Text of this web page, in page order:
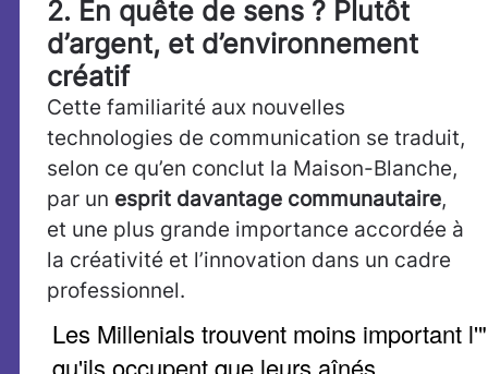
2. En quête de sens ? Plutôt
d’argent, et d’environnement
créatif
Cette familiarité aux nouvelles
technologies de communication se traduit,
selon ce qu’en conclut la Maison-Blanche,
par un esprit davantage communautaire,
et une plus grande importance accordée à
la créativité et l’innovation dans un cadre
professionnel.